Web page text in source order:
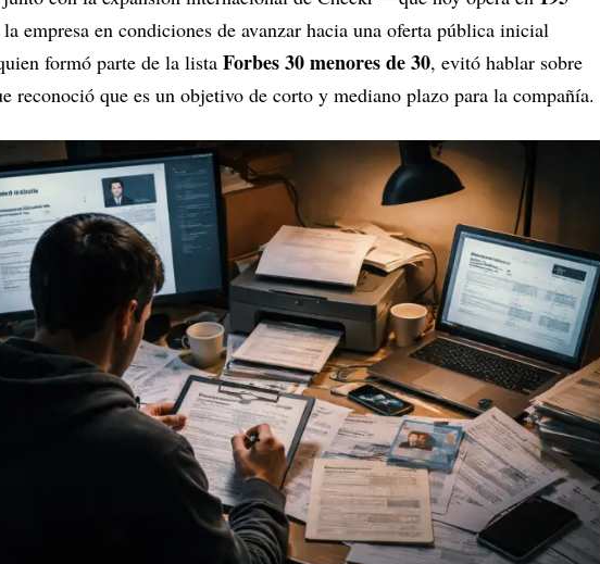
empresa en condiciones de avanzar hacia una oferta pública inicial
formó parte de la lista Forbes 30 menores de 30, evitó hablar sobre
reconoció que es un objetivo de corto y mediano plazo para la compañía.